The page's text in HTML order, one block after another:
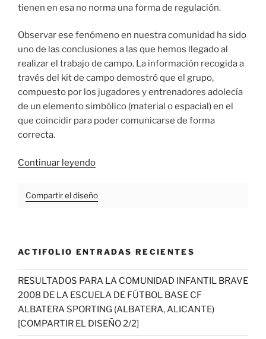
tienen en esa no norma una forma de regulación.
Observar ese fenómeno en nuestra comunidad ha sido
uno de las conclusiones a las que hemos llegado al
realizar el trabajo de campo. La información recogida a
través del kit de campo demostró que el grupo,
compuesto por los jugadores y entrenadores adolecía
de un elemento simbólico (material o espacial) en el
que coincidir para poder comunicarse de forma
correcta.
Continuar leyendo«Resultados
comunidad
2008
la
Escuela
de
Fútbol
Base
Compartir el diseño
ACTIFOLIO ENTRADAS RECIENTES
RESULTADOS PARA LA COMUNIDAD INFANTIL BRAVE
2008 DE LA ESCUELA DE FÚTBOL BASE CF
ALBATERA SPORTING (ALBATERA, ALICANTE)
[COMPARTIR EL DISEÑO 2/2]